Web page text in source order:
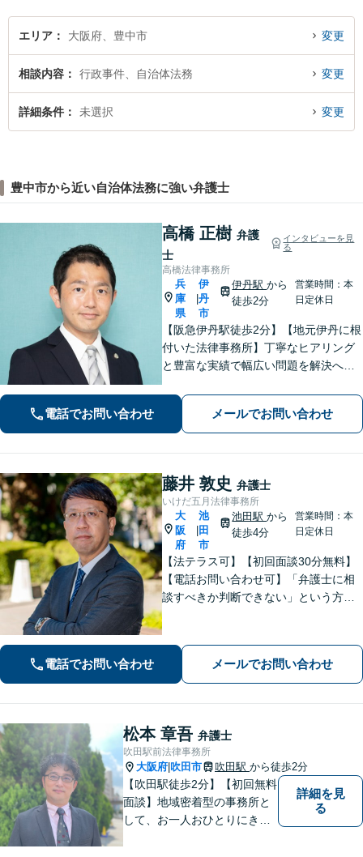
エリア 大阪府、豊中市 変更
相談内容 行政事件、自治体法務 変更
詳細条件 未選択 変更
豊中市から近い自治体法務に強い弁護士
高橋 正樹 弁護
士
インタビューを見
る
高橋法律事務所
兵
庫
県
伊
丹
市
伊丹駅から
徒歩2分
営業時間：本
日定休日
【阪急伊丹駅徒歩2分】【地元伊丹に根
付いた法律事務所】丁寧なヒアリング
と豊富な実績で幅広い問題を解決へ導
請求／面会交流など【相続・遺言】相
続放棄／遺産分割調停など【電話・メ
ール相談初回無料】【休日夜間対応
可】
電話でお問い合わせ メールでお問い合わせ
藤井 敦史 弁護士
いけだ五月法律事務所
大
阪
府
池
田
市
池田駅から
徒歩4分
営業時間：本
日定休日
【法テラス可】【初回面談30分無料】
【電話お問い合わせ可】「弁護士に相
談すべきか判断できない」という方も
院での受験指導経験があり、わかりや
すい説明を心がけています【池田駅2
分】
電話でお問い合わせ メールでお問い合わせ
松本 章吾 弁護士
吹田駅前法律事務所
大阪府 吹田市 吹田駅 から徒歩2分
【吹田駅徒歩2分】【初回無料
面談】地域密着型の事務所と
して、お一人おひとりにきめ
詳細を見
る